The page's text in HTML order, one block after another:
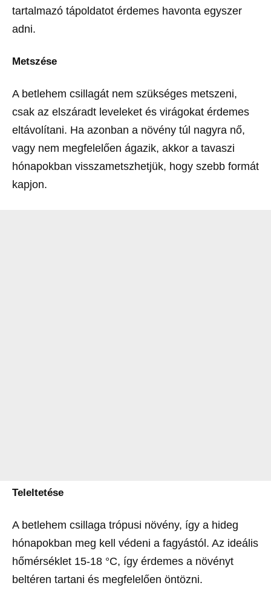
tartalmazó tápoldatot érdemes havonta egyszer
adni.
Metszése
A betlehem csillagát nem szükséges metszeni,
csak az elszáradt leveleket és virágokat érdemes
eltávolítani. Ha azonban a növény túl nagyra nő,
vagy nem megfelelően ágazik, akkor a tavaszi
hónapokban visszametszhetjük, hogy szebb formát
kapjon.
Teleltetése
A betlehem csillaga trópusi növény, így a hideg
hónapokban meg kell védeni a fagyástól. Az ideális
hőmérséklet 15-18 °C, így érdemes a növényt
beltéren tartani és megfelelően öntözni.